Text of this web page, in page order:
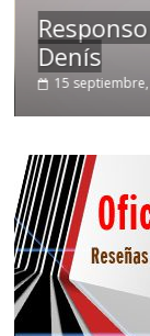
Denís
15